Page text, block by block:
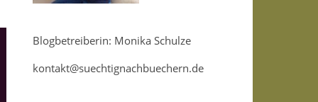
Blogbetreiberin: Monika Schulze
kontakt@suechtignachbuechern.de